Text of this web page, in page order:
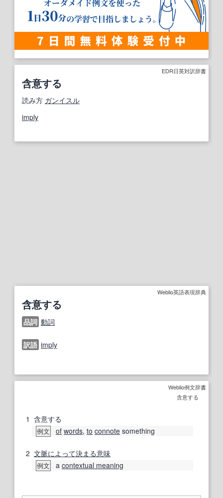
EDR日英対訳辞書
含意する
読み方 ガンイスル
imply
Weblio英語表現辞典
含意する
品詞 動詞
訳語 imply
Weblio例文辞書
含意する
1 含意する
例文 of words, to connote something
2 文脈によって決まる意味
例文 a contextual meaning